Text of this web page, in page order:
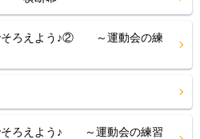
そろえよう♪② ～運動会の練
そろえよう♪ ～運動会の練習